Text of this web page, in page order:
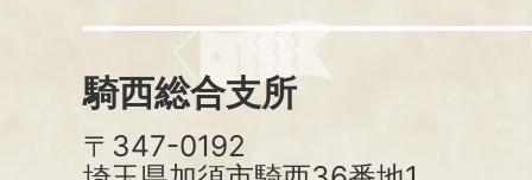
騎西総合支所
〒347-0192